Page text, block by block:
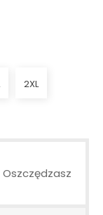
2XL
Oszczędzasz